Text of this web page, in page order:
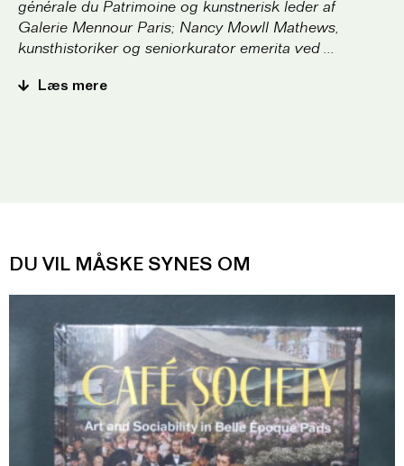
générale du Patrimoine og kunstnerisk leder af
Galerie Mennour Paris; Nancy Mowll Mathews,
kunsthistoriker og seniorkurator emerita ved ...
Læs mere
DU VIL MÅSKE SYNES OM